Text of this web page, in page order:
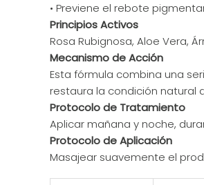
• Previene el rebote
Principios Activos
Rosa Rubignosa, Aloe Vera,
Mecanismo de Acción
Esta fórmula combina una
restaura la condición natural
Protocolo de Tratamiento
Aplicar mañana y noche,
Protocolo de Aplicación
Masajear suavemente el